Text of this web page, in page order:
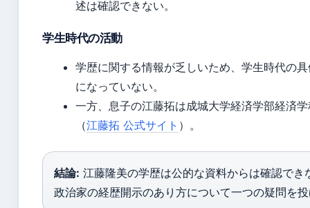
述は確認できない。
学生時代の活動
学歴に関する情報が乏しいため、学生時代の
になっていない。
一方、息子の江藤拓は成城大学経済学部経済
（江藤拓 公式サイト ）。
結論: 江藤隆美の学歴は公的な資料からは確認でき
政治家の経歴開示のあり方について一つの疑問を